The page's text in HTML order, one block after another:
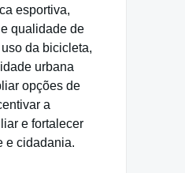
esportiva,
qualidade de
da bicicleta,
urbana
opções de
a
e fortalecer
e cidadania.